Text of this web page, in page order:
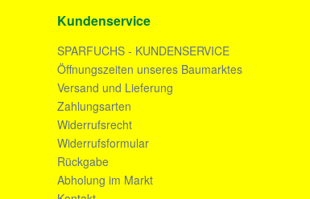
Kundenservice
SPARFUCHS - KUNDENSERVICE
Öffnungszeiten unseres Baumarktes
Versand und Lieferung
Zahlungsarten
Widerrufsrecht
Widerrufsformular
Rückgabe
Abholung im Markt